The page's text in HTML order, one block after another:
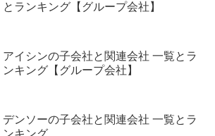
とランキング【グループ会社】
アイシンの子会社と関連会社 一覧とラ
ンキング【グループ会社】
デンソーの子会社と関連会社 一覧とラ
ンキング